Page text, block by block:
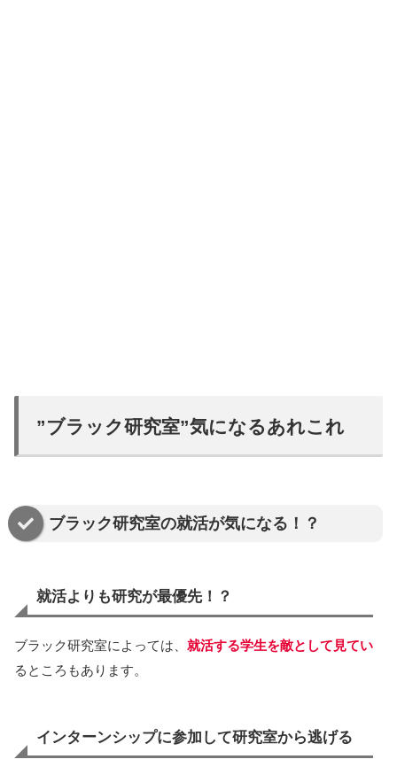
”ブラック研究室”気になるあれこれ
ブラック研究室の就活が気になる！？
就活よりも研究が最優先！？
ブラック研究室によっては、 就活する学生を敵として見てい
るところもあります。
インターンシップに参加して研究室から逃げる